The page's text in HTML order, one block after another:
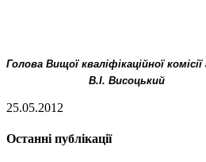
Голова Вищої кваліфікаційної
В.І. Висоцький
25.05.2012
Останні публікації